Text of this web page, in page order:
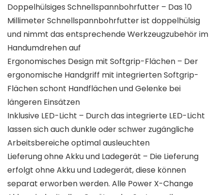
Doppelhülsiges Schnellspannbohrfutter – Das 10
Millimeter Schnellspannbohrfutter ist doppelhülsig
und nimmt das entsprechende Werkzeugzubehör im
Handumdrehen auf
Ergonomisches Design mit Softgrip-Flächen – Der
ergonomische Handgriff mit integrierten Softgrip-
Flächen schont Handflächen und Gelenke bei
längeren Einsätzen
Inklusive LED-Licht – Durch das integrierte LED-Licht
lassen sich auch dunkle oder schwer zugängliche
Arbeitsbereiche optimal ausleuchten
Lieferung ohne Akku und Ladegerät – Die Lieferung
erfolgt ohne Akku und Ladegerät, diese können
separat erworben werden. Alle Power X-Change